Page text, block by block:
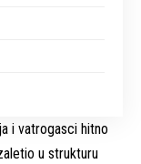
i vatrogasci hitno
u strukturu